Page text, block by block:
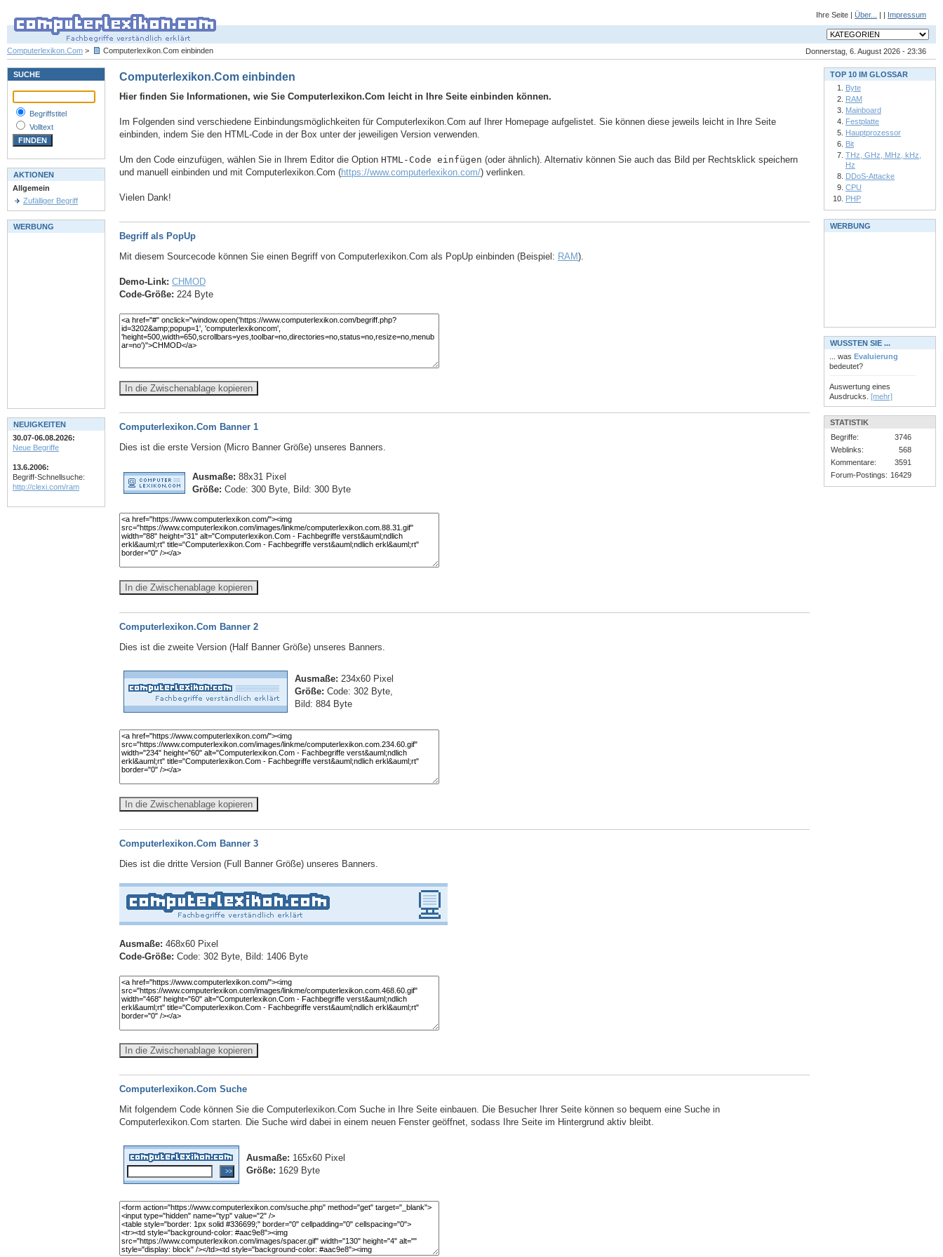
Ihre Seite | Über... | | Impressum
Donnerstag, 6. August 2026 - 23:36
Computerlexikon.Com > Computerlexikon.Com einbinden
Computerlexikon.Com einbinden
Hier finden Sie Informationen, wie Sie Computerlexikon.Com leicht in Ihre Seite einbinden können.
Im Folgenden sind verschiedene Einbindungsmöglichkeiten für Computerlexikon.Com auf Ihrer Homepage aufgelistet. Sie können diese jeweils leicht in Ihre Seite
einbinden, indem Sie den HTML-Code in der Box unter der jeweiligen Version verwenden.
Um den Code einzufügen, wählen Sie in Ihrem Editor die Option HTML-Code einfügen (oder ähnlich). Alternativ können Sie auch das Bild per Rechtsklick speichern
und manuell einbinden und mit Computerlexikon.Com (https://www.computerlexikon.com/) verlinken.
Vielen Dank!
Begriff als PopUp
Mit diesem Sourcecode können Sie einen Begriff von Computerlexikon.Com als PopUp einbinden (Beispiel: RAM).
Demo-Link: CHMOD
Code-Größe: 224 Byte
In die Zwischenablage kopieren
Computerlexikon.Com Banner 1
Dies ist die erste Version (Micro Banner Größe) unseres Banners.
Ausmaße: 88x31 Pixel
Größe: Code: 300 Byte, Bild: 300 Byte
In die Zwischenablage kopieren
Computerlexikon.Com Banner 2
Dies ist die zweite Version (Half Banner Größe) unseres Banners.
Ausmaße: 234x60 Pixel
Größe: Code: 302 Byte,
Bild: 884 Byte
In die Zwischenablage kopieren
Computerlexikon.Com Banner 3
Dies ist die dritte Version (Full Banner Größe) unseres Banners.
Ausmaße: 468x60 Pixel
Code-Größe: Code: 302 Byte, Bild: 1406 Byte
In die Zwischenablage kopieren
Computerlexikon.Com Suche
Mit folgendem Code können Sie die Computerlexikon.Com Suche in Ihre Seite einbauen. Die Besucher Ihrer Seite können so bequem eine Suche in
Computerlexikon.Com starten. Die Suche wird dabei in einem neuen Fenster geöffnet, sodass Ihre Seite im Hintergrund aktiv bleibt.
Ausmaße: 165x60 Pixel
Größe: 1629 Byte
SUCHE
Begriffstitel
Volltext
AKTIONEN
Allgemein
Zufälliger Begriff
WERBUNG
NEUIGKEITEN
30.07-06.08.2026:
Neue Begriffe
13.6.2006:
Begriff-Schnellsuche:
http://clexi.com/ram
TOP 10 IM GLOSSAR
Byte
RAM
Mainboard
Festplatte
Hauptprozessor
Bit
THz, GHz, MHz, kHz,
Hz
DDoS-Attacke
CPU
PHP
WERBUNG
WUSSTEN SIE ...
... was Evaluierung
bedeutet?
Auswertung eines
Ausdrucks. [mehr]
STATISTIK
Begriffe:
3746
Weblinks:
568
Kommentare:
3591
Forum-Postings: 16429